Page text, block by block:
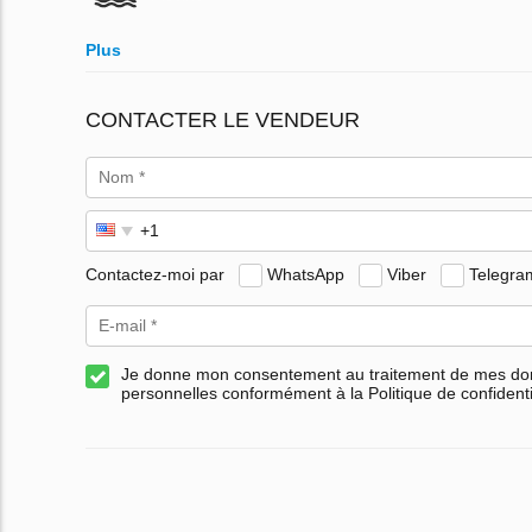
Plus
CONTACTER LE VENDEUR
Contactez-moi par WhatsApp Viber
Je donne mon consentement au traitement de mes
personnelles conformément à la Politique de